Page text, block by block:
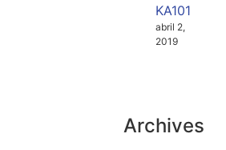
KA101
abril 2,
2019
Archives